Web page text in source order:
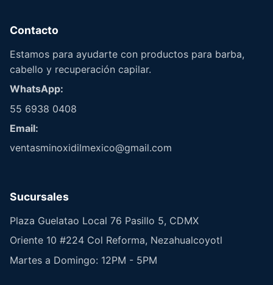
Contacto
Estamos para ayudarte con productos para barba,
cabello y recuperación capilar.
WhatsApp:
55 6938 0408
Email:
ventasminoxidilmexico@gmail.com
Sucursales
Plaza Guelatao Local 76 Pasillo 5, CDMX
Oriente 10 #224 Col Reforma, Nezahualcoyotl
Martes a Domingo: 12PM - 5PM